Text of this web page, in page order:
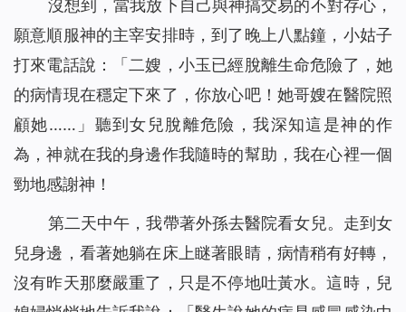
沒想到，當我放下自己與神搞交易的不對存心，
願意順服神的主宰安排時，到了晚上八點鐘，小姑子
打來電話說：「二嫂，小玉已經脫離生命危險了，她
的病情現在穩定下來了，你放心吧！她哥嫂在醫院照
顧她……」聽到女兒脫離危險，我深知這是神的作
為，神就在我的身邊作我隨時的幫助，我在心裡一個
勁地感謝神！
第二天中午，我帶著外孫去醫院看女兒。走到女
兒身邊，看著她躺在床上瞇著眼睛，病情稍有好轉，
沒有昨天那麼嚴重了，只是不停地吐黃水。這時，兒